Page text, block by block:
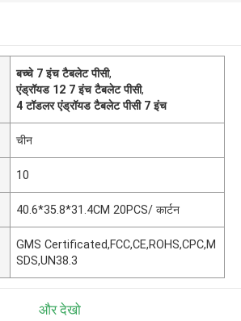
बच्चे 7 इंच टैबलेट पीसी,
एंड्रॉयड 12 7 इंच टैबलेट पीसी,
4 टॉडलर एंड्रॉयड टैबलेट पीसी 7 इंच
चीन
10
40.6*35.8*31.4CM 20PCS/ कार्टन
GMS Certificated,FCC,CE,ROHS,CPC,M
SDS,UN38.3
और देखो